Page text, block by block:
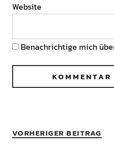
Website
Benachrichtige mich
VORHERIGER BEITRAG